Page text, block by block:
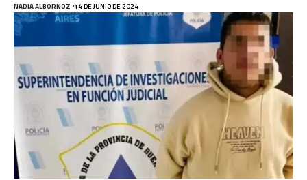
NADIA ALBORNOZ 14 DE JUNIO DE 2024